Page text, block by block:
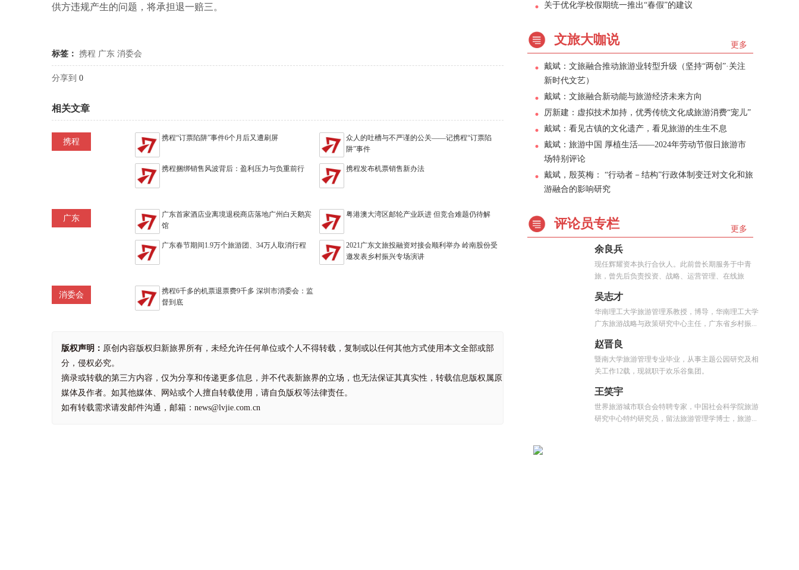
供方违规产生的问题，将承担退一赔三。
标签： 携程 广东 消委会
分享到 0
相关文章
携程 携程“订票陷阱”事件6个月后又遭刷屏
众人的吐槽与不严谨的公关——记携程“订票陷
阱”事件
携程捆绑销售风波背后：盈利压力与负重前行 携程发布机票销售新办法
广东
广东首家酒店业离境退税商店落地广州白天鹅宾
馆
粤港澳大湾区邮轮产业跃进 但竞合难题仍待解
广东春节期间1.9万个旅游团、34万人取消行程
2021广东文旅投融资对接会顺利举办 岭南股份受
邀发表乡村振兴专场演讲
消委会
携程6千多的机票退票费9千多 深圳市消委会：监
督到底
版权声明： 原创内容版权归新旅界所有，未经允许任何单位或个人不得转载，复制或以任何其他方式使用本文全部或部
分，侵权必究。
摘录或转载的第三方内容，仅为分享和传递更多信息，并不代表新旅界的立场，也无法保证其真实性，转载信息版权属原
媒体及作者。如其他媒体、网站或个人擅自转载使用，请自负版权等法律责任。
如有转载需求请发邮件沟通，邮箱：news@lvjie.com.cn
关于优化学校假期统一推出“春假”的建议
更多
文旅大咖说
戴斌：文旅融合推动旅游业转型升级（坚持“两创”·关注
新时代文艺）
戴斌：文旅融合新动能与旅游经济未来方向
厉新建：虚拟技术加持，优秀传统文化成旅游消费“宠儿”
戴斌：看见古镇的文化遗产，看见旅游的生生不息
戴斌：旅游中国 厚植生活——2024年劳动节假日旅游市
场特别评论
戴斌，殷英梅： “行动者－结构”行政体制变迁对文化和旅
游融合的影响研究
更多
评论员专栏
余良兵
现任辉耀资本执行合伙人。此前曾长期服务于中青
旅，曾先后负责投资、战略、运营管理、在线旅
吴志才
华南理工大学旅游管理系教授，博导，华南理工大学
广东旅游战略与政策研究中心主任，广东省乡村振...
赵晋良
暨南大学旅游管理专业毕业，从事主题公园研究及相
关工作12载，现就职于欢乐谷集团。
王笑宇
世界旅游城市联合会特聘专家，中国社会科学院旅游
研究中心特约研究员，留法旅游管理学博士，旅游...